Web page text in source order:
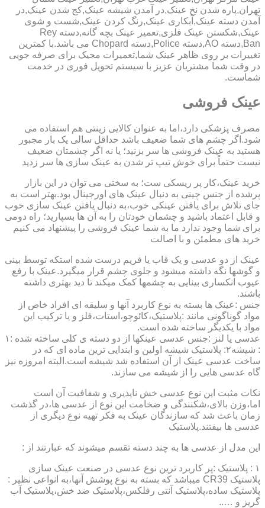
تهران,پاره شدن نخ عینک,در آمدن شیشه عینک,کج شدن عینک,در
آمدن دسته عینک,آبکاری عینک,رنگ کردن عینک,شست و شوی
عینک,شکستن عینک فلزی,تعمیر عینک بچه گانه,دسته Rey
Ban,دسته AO,دسته Police,دسته Chopard می باشد.با کمترین
تغییرات بر روی ظاهر عینک شما,تعمیرات مجیک برای صرفه جویی
در وقت شما مشتریان عزیز با سیستم تحویل فوری در خدمت
شماست.
عینک فروشی
مصرف پزشکی دارد،اما به عنوان کالایی زینتی هم استفاده می
شود.اگر چشم های شما ضعیف باشد حداقل سالی یک بار مجبور
هستید به عینک فروشی ها سر بزنید؛ یا نه اگر چشمتان ضعیف
نیست حتماً برای خوش تیپ تر شدن به عینک سازی ها سر زدید
خرید عینک،کار پر ریسکی ست؛ به سختی می توان در این بازار
پرشده از جنس چینی به دنبال عینک های اورجینال بود.بهتر است به
جای تلاش برای یافتن عینکی خوب،به دنبال یافتن عینک سازی خوب
و قابل اعتماد باشید و چشمان خودتان را به آن ها بسپارید؛ راه دومی
برای شما وجود ندارد ما به شما عینک فروشی را پیشنهاد می کنیم
خرید های مطمئن و با اصالت
عینک از دو عدسی و یک قاب یا فریم درست شده استکه توسط بینی
و گوشها نگه داشته میشود و جلوی چشم قرار میگیرد.عینک با رفع
عیوب انکساری بینایی به چشمها کمک میکند تا دید بهتری داشته
باشند.
جنس :عینک ها بسته به نوع کاربرد آنها و سلیقه ای افراد خاص از
مواد گوناگونی مانند :پلاستیک،کائوچو،استات،فلز و یا ترکیب این
مواد با یکدیگر ساخته شده است.
عدسی یا لنز :جنس عدسی عینکها از دو دسته ی کلی ساخته شده :۱
: شیشه۲: پلاستیک شیشه اولین و ابندایی ترین ماده ای که در
ساخت عدسی عینک از آن استفاده شد شیشه است.البته امروزه نیز
گاه عدسی هایی را از شیشه می سازند.
نکات مثبت این نوع عدسی خش ناپذیری و شفافیت آن است
اما،وزن بالای،شکنندگی و ضخامت این نوع از عدسی ها،در گذشت
زمان باعث شد که سازندگان عینک به فکر تهیه نوع دیگری از
عدسی ها بیفتند.پلاستیک
این مدل از عدسی ها به چند دسته تقسم میشوند که عبارتند از :
۱ : پلاستیک :پر کاربرد ترین نوع عدسی در صنعت عینک سازی
پلاستیک CR39 میباشد که بسته به نوع پوشش آنها،به انواعی نظیر :
پلاستیک ساده،پلاستیک آنتی رفلکس،پلاستیک ضد خش،پلاستیک آب
گریز و …..